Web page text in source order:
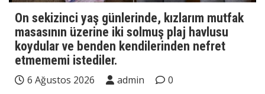
On sekizinci yaş günlerinde, kızlarım mutfak
masasının üzerine iki solmuş plaj havlusu
koydular ve benden kendilerinden nefret
etmememi istediler.
6 Ağustos 2026 admin
0